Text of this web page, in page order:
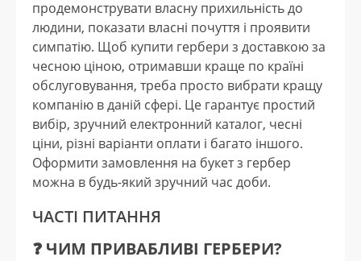
продемонструвати власну прихильність до
людини, показати власні почуття і проявити
симпатію. Щоб купити гербери з доставкою за
чесною ціною, отримавши краще по країні
обслуговування, треба просто вибрати кращу
компанію в даній сфері. Це гарантує простий
вибір, зручний електронний каталог, чесні
ціни, різні варіанти оплати і багато іншого.
Оформити замовлення на букет з гербер
можна в будь-який зручний час доби.
ЧАСТІ ПИТАННЯ
❓ ЧИМ ПРИВАБЛИВІ ГЕРБЕРИ?